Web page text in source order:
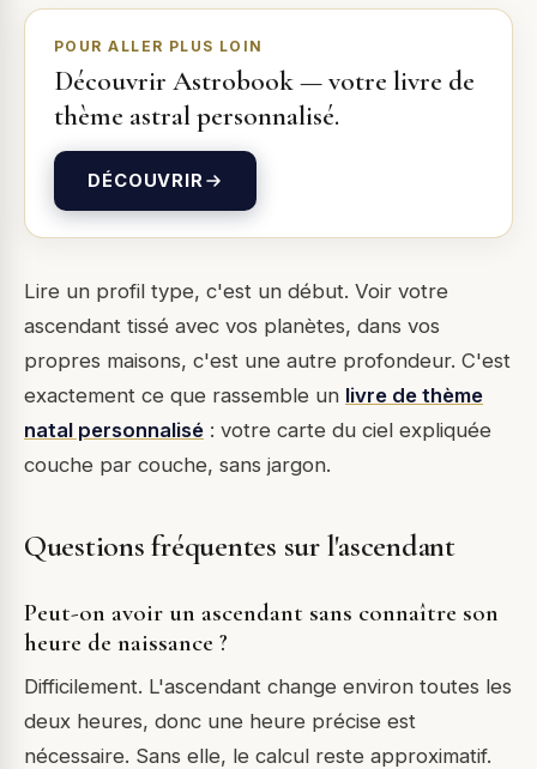
POUR ALLER PLUS LOIN
Découvrir Astrobook—votre livre de
thème astral personnalisé.
DÉCOUVRIR
Lire un profil type, c'est un début. Voir votre
ascendant tissé avec vos planètes, dans vos
propres maisons, c'est une autre profondeur. C'est
exactement ce que rassemble un livre de thème
natal personnalisé : votre carte du ciel expliquée
couche par couche, sans jargon.
Questions fréquentes sur l'ascendant
Peut-on avoir un ascendant sans connaître son
heure de naissance ?
Difficilement. L'ascendant change environ toutes les
deux heures, donc une heure précise est
nécessaire. Sans elle, le calcul reste approximatif.